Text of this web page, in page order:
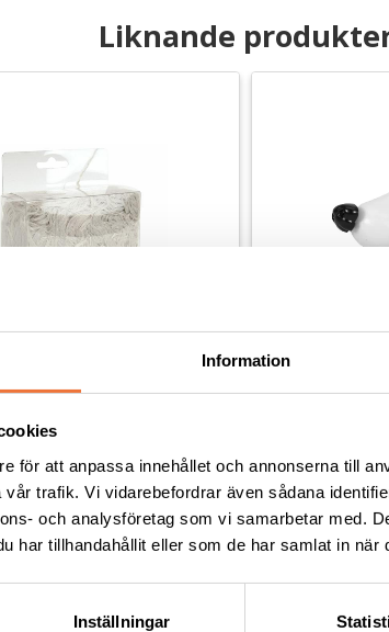
Information
för att anpassa innehållet och annonserna till
trafik. Vi vidarebefordrar även sådana
och analysföretag som vi samarbetar med.
har tillhandahållit eller som de har samlat in när
Inställningar
Liknande
för modellhuvud - silver
och träning på huvudklippning
standardkropp
Huvud till
119kr